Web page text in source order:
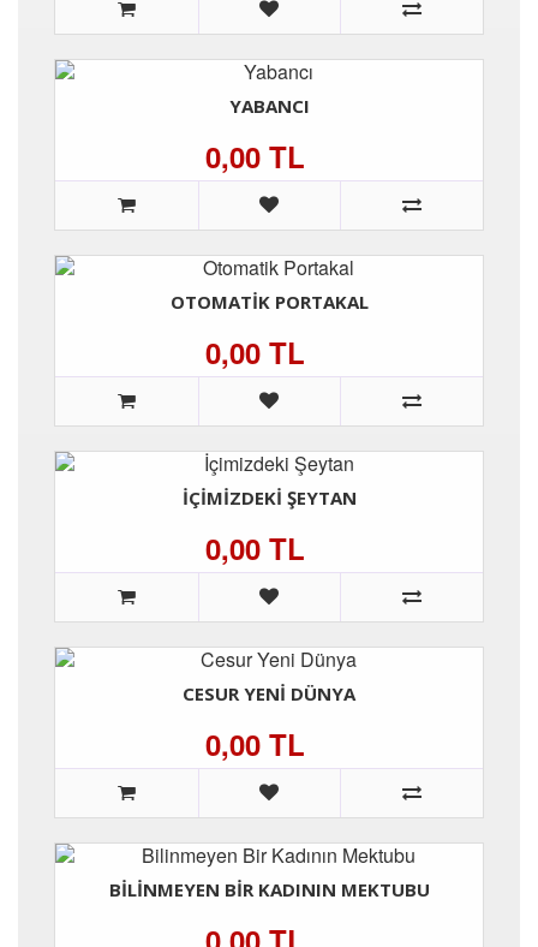
YABANCI
0,00 TL
OTOMATIK PORTAKAL
0,00 TL
İÇIMIZDEKI ŞEYTAN
0,00 TL
CESUR YENI DÜNYA
0,00 TL
BILINMEYEN BIR KADININ MEKTUBU